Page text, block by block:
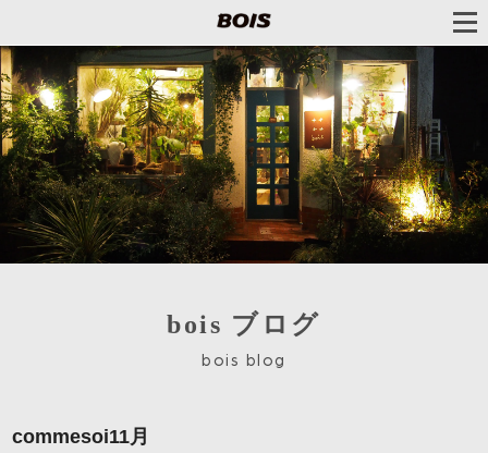
bois ブログ
bois blog
commesoi11月